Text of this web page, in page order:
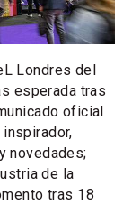
Londres del
esperada tras
oficial
novedades;
de la
tras 18